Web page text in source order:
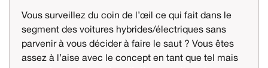
Vous surveillez du coin de l’œil ce qui fait dans le
segment des voitures hybrides/électriques sans
parvenir à vous décider à faire le saut ? Vous êtes
assez à l’aise avec le concept en tant que tel mais